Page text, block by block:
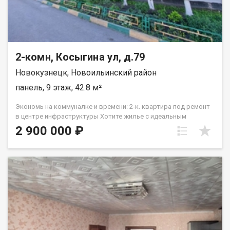
2-комн, Косыгина ул, д.79
Новокузнецк, Новоильинский район
панель, 9 этаж, 42.8 м²
Экономь на коммуналке и времени: 2-к. квартира под ремонт
в центре инфраструктуры Хотите жилье с идеальным
расположением, но не переплачивать за евроремонт
предыдущих хозяев? Это ваш шанс! Почему эта квартира
Самое дорогое уже сделано. · Замена окон (ПВХ) и
остекление лоджии в гостинной · Замена электрики
частично · Новый радиатор и дверь на лоджию (ПВХ) в
гостиной. · Вам осталось только сделать полы, стены и
двери (выбрать цвета и материалы, которые нравятся
именно вам). 2. Экономия на коммуналке: · Платежи за
отопление и содержание жилья рассчитываются из площади
43 кв.м. Это существенно меньше, чем платят соседи в
2 900 000 ₽